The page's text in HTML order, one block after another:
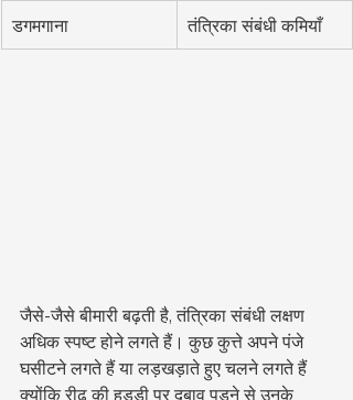
डगमगाना तंत्रिका संबंधी कमियाँ
जैसे-जैसे बीमारी बढ़ती है, तंत्रिका संबंधी लक्षण
अधिक स्पष्ट होने लगते हैं। कुछ कुत्ते अपने पंजे
घसीटने लगते हैं या लड़खड़ाते हुए चलने लगते हैं
क्योंकि रीढ़ की हड्डी पर दबाव पड़ने से उनके